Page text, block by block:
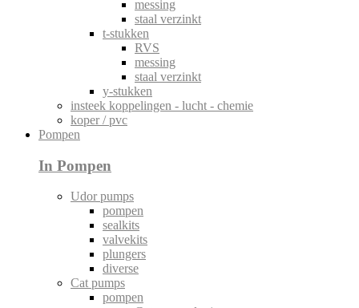
messing
staal verzinkt
t-stukken
RVS
messing
staal verzinkt
y-stukken
insteek koppelingen - lucht - chemie
koper / pvc
Pompen
In Pompen
Udor pumps
pompen
sealkits
valvekits
plungers
diverse
Cat pumps
pompen